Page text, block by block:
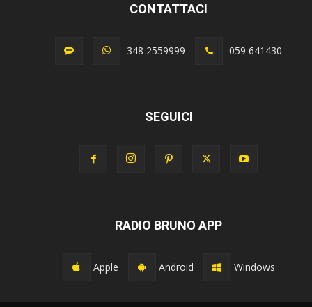
CONTATTACI
348 2559999 059 641430
SEGUICI
RADIO BRUNO APP
Apple Android Windows